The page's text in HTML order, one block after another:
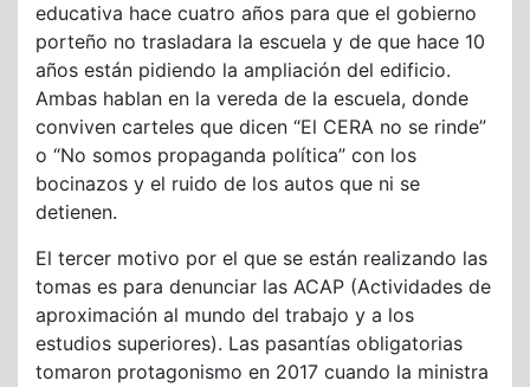
educativa hace cuatro años para que el gobierno
porteño no trasladara la escuela y de que hace 10
años están pidiendo la ampliación del edificio.
Ambas hablan en la vereda de la escuela, donde
conviven carteles que dicen “El CERA no se rinde”
o “No somos propaganda política” con los
bocinazos y el ruido de los autos que ni se
detienen.
El tercer motivo por el que se están realizando las
tomas es para denunciar las ACAP (Actividades de
aproximación al mundo del trabajo y a los
estudios superiores). Las pasantías obligatorias
tomaron protagonismo en 2017 cuando la ministra